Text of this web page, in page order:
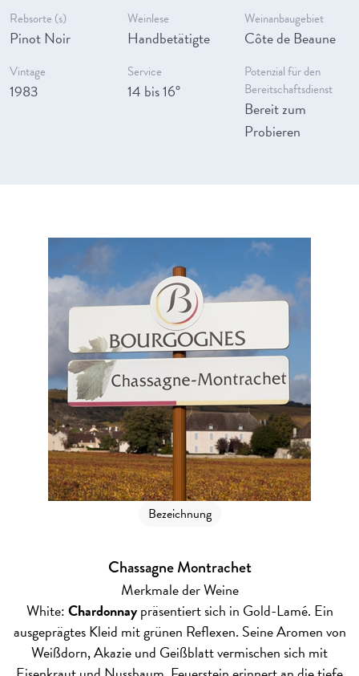
Rebsorte (s)
Pinot Noir
Weinlese
Handbetätigte
Weinanbaugebiet
Côte de Beaune
Vintage
1983
Service
14 bis 16°
Potenzial für den
Bereitschaftsdienst
Bereit zum
Probieren
Bezeichnung
Chassagne Montrachet
Merkmale der Weine
White:Chardonnaypräsentiert sich in Gold-Lamé. Ein
ausgeprägtes Kleid mit grünen Reflexen. Seine Aromen von
Weißdorn, Akazie und Geißblatt vermischen sich mit